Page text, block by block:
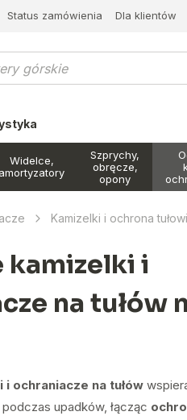
Status zamówienia Dla klientów
Widelce,
amortyzatory
Szprychy,
obręcze,
opony
Kamizelki i ochrona
kamizelki i
na tułów
i ochraniacze na tułów
upadków, łącząc